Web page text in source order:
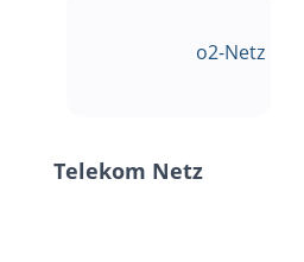
o2-Netz
Telekom Netz